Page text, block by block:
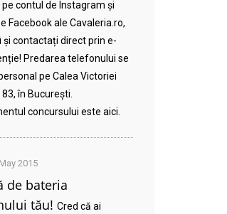
contul de Instagram și
Facebook ale Cavaleria.ro,
și contactați direct prin e-
Predarea telefonului se
pe Calea Victoriei
în București.
concursului este aici.
2015
de bateria
tău! Cred că ai